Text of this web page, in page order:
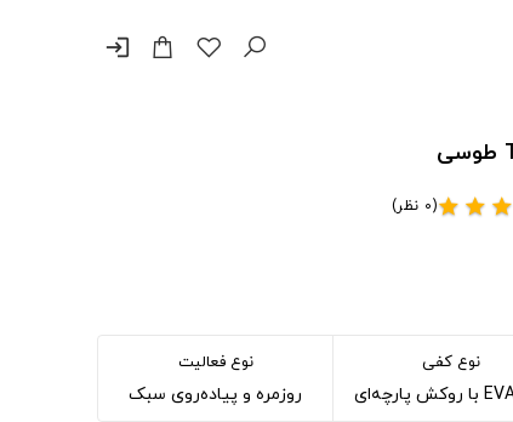
login
star
star
star(0 نظر)
نوع کفی نوع فعالیت
روزمره و پیاده‌روی سبک